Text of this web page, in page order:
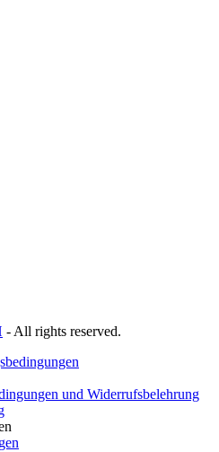
- All rights reserved.
und Widerrufsbelehrung